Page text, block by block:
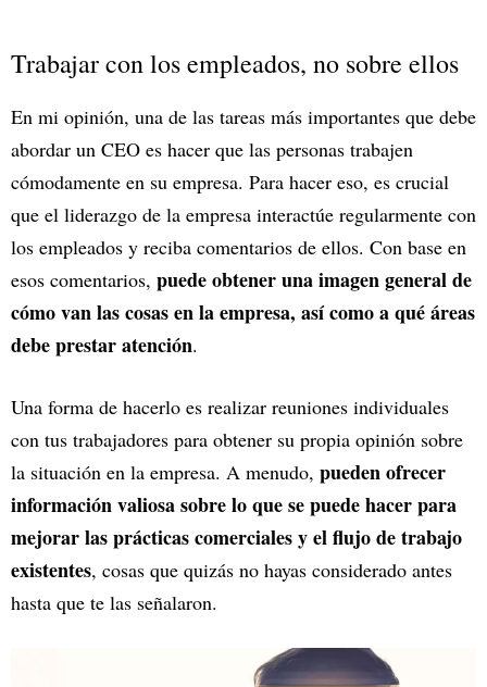
Trabajar con los empleados, no sobre ellos
En mi opinión, una de las tareas más importantes que debe
abordar un CEO es hacer que las personas trabajen
cómodamente en su empresa. Para hacer eso, es crucial
que el liderazgo de la empresa interactúe regularmente con
los empleados y reciba comentarios de ellos. Con base en
esos comentarios, puede obtener una imagen general de
cómo van las cosas en la empresa, así como a qué áreas
debe prestar atención.
Una forma de hacerlo es realizar reuniones individuales
con tus trabajadores para obtener su propia opinión sobre
la situación en la empresa. A menudo, pueden ofrecer
información valiosa sobre lo que se puede hacer para
mejorar las prácticas comerciales y el flujo de trabajo
existentes, cosas que quizás no hayas considerado antes
hasta que te las señalaron.